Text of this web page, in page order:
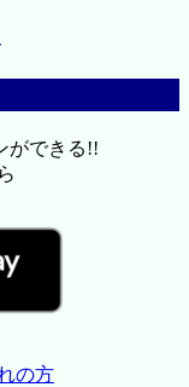
ができる!!
の方